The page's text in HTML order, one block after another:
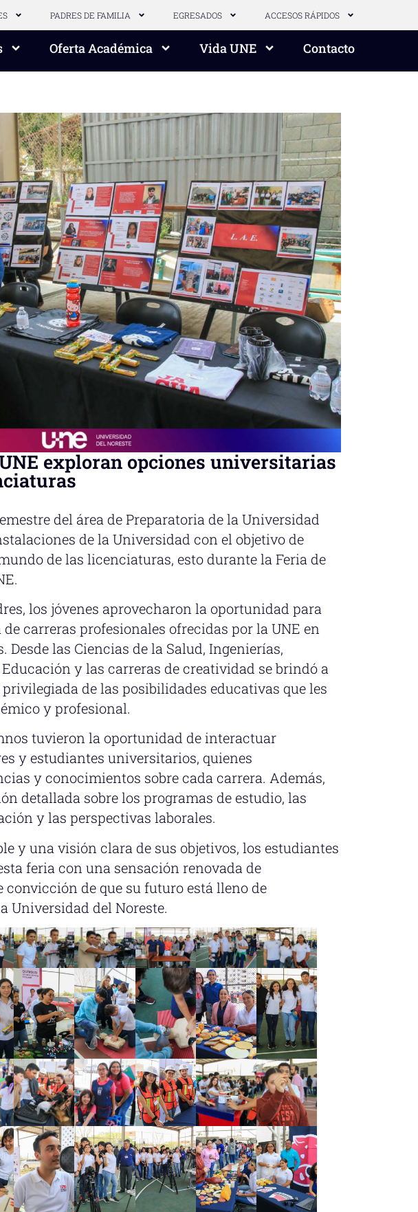
PADRES DE FAMILIA EGRESADOS ACCESOS RÁPIDOS
Oferta Académica Vida UNE Contacto
exploran opciones universitarias
del área de Preparatoria de la Universidad
de la Universidad con el objetivo de
de las licenciaturas, esto durante la Feria de
los jóvenes aprovecharon la oportunidad para
carreras profesionales ofrecidas por la UNE en
Desde las Ciencias de la Salud, Ingenierías,
y las carreras de creatividad se brindó a
de las posibilidades educativas que les
y profesional.
tuvieron la oportunidad de interactuar
y estudiantes universitarios, quienes
y conocimientos sobre cada carrera. Además,
detallada sobre los programas de estudio, las
y las perspectivas laborales.
y una visión clara de sus objetivos, los estudiantes
feria con una sensación renovada de
de que su futuro está lleno de
Universidad del Noreste.